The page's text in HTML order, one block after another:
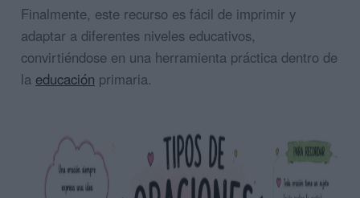
Finalmente, este recurso es fácil de imprimir y
adaptar a diferentes niveles educativos,
convirtiéndose en una herramienta práctica dentro de
la educación primaria.